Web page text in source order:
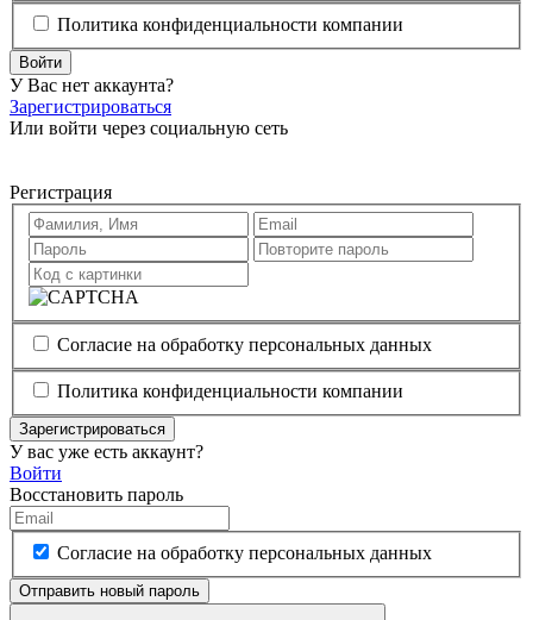
Политика конфиденциальности компании
Войти
У Вас нет аккаунта?
Зарегистрироваться
Или войти через социальную сеть
Регистрация
Согласие на обработку персональных данных
Политика конфиденциальности компании
Зарегистрироваться
У вас уже есть аккаунт?
Войти
Восстановить пароль
Согласие на обработку персональных данных
Отправить новый пароль